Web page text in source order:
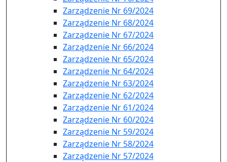
Zarządzenie Nr 69/2024
Zarządzenie Nr 68/2024
Zarządzenie Nr 67/2024
Zarządzenie Nr 66/2024
Zarządzenie Nr 65/2024
Zarządzenie Nr 64/2024
Zarządzenie Nr 63/2024
Zarządzenie Nr 62/2024
Zarządzenie Nr 61/2024
Zarządzenie Nr 60/2024
Zarządzenie Nr 59/2024
Zarządzenie Nr 58/2024
Zarządzenie Nr 57/2024